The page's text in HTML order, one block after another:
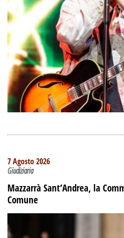
7 Agosto 2026
Giudiziaria
Mazzarrà Sant’Andrea, la
Comune